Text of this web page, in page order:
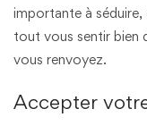
importante à
tout vous sentir bien
vous renvoyez.
Accepter